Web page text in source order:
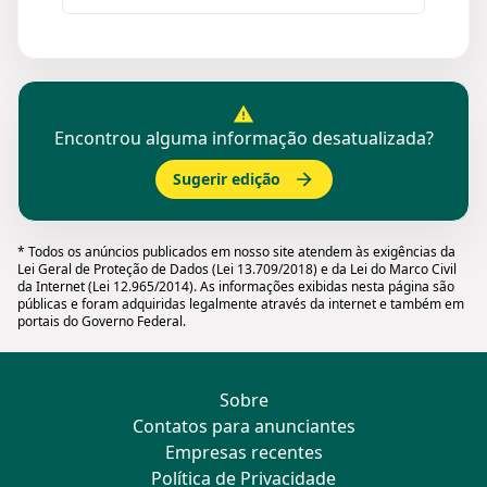
Encontrou alguma informação desatualizada?
Sugerir edição
* Todos os anúncios publicados em nosso site atendem às exigências da
Lei Geral de Proteção de Dados (Lei 13.709/2018) e da Lei do Marco Civil
da Internet (Lei 12.965/2014). As informações exibidas nesta página são
públicas e foram adquiridas legalmente através da internet e também em
portais do Governo Federal.
Sobre
Contatos para anunciantes
Empresas recentes
Política de Privacidade